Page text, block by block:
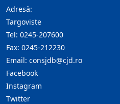
Adresă:
Targoviste
Tel: 0245-207600
Fax: 0245-212230
Email: consjdb@cjd.ro
Facebook
Instagram
Twitter